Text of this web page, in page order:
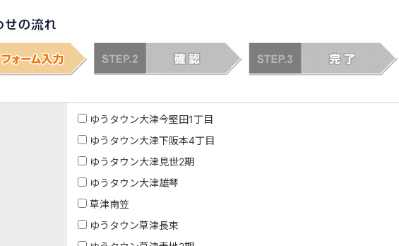
ゆうタウン大津今堅田1丁目
ゆうタウン大津下阪本4丁目
ゆうタウン大津見世2期
ゆうタウン大津雄琴
草津南笠
ゆうタウン草津長束